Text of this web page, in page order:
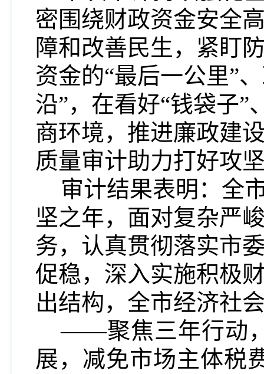
密围绕财政资金安全
障和改善民生，紧盯
资金的“最后一公里”
沿”，在看好“钱袋子”
商环境，推进廉政建
质量审计助力打好攻
审计结果表明：全
坚之年，面对复杂严
务，认真贯彻落实市
促稳，深入实施积极
出结构，全市经济社
——聚焦三年行动
展，减免市场主体税